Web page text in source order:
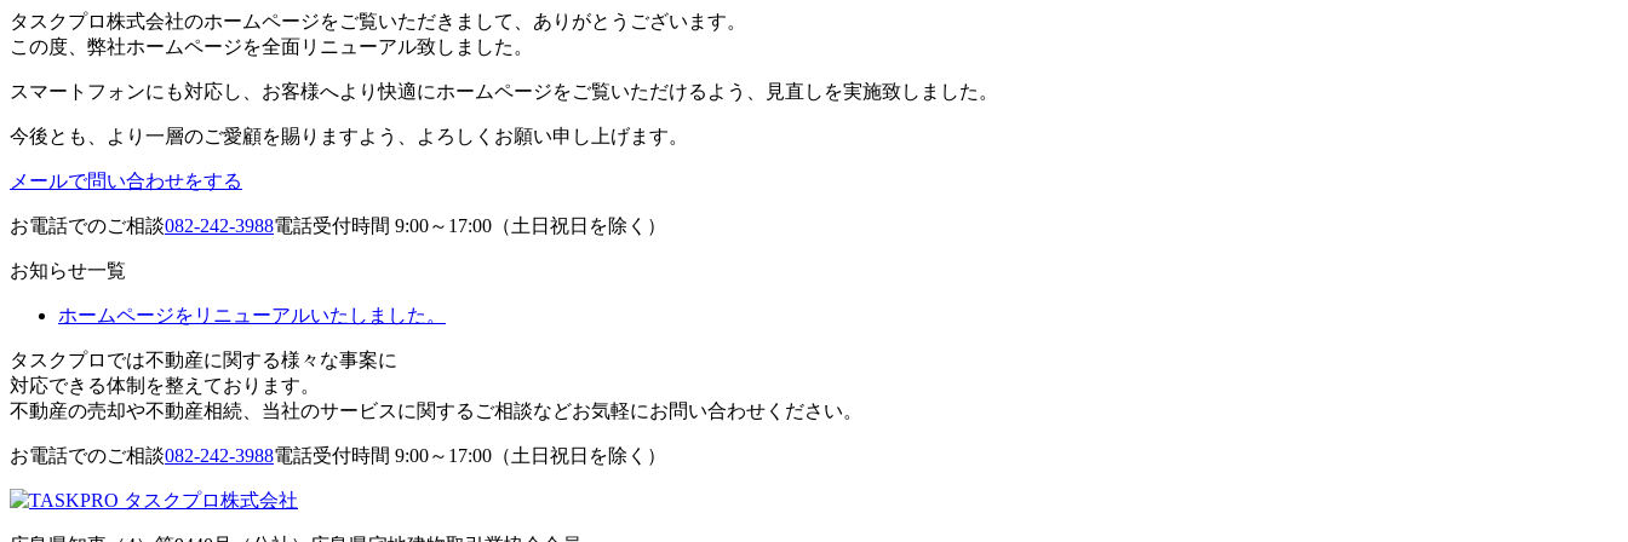
タスクプロ株式会社のホームページをご覧いただきまして、ありがとうございます。
この度、弊社ホームページを全面リニューアル致しました。
スマートフォンにも対応し、お客様へより快適にホームページをご覧いただけるよう、見直しを実施致しました。
今後とも、より一層のご愛顧を賜りますよう、よろしくお願い申し上げます。
メールで問い合わせをする
お電話でのご相談082-242-3988電話受付時間 9:00～17:00（土日祝日を除く）
お知らせ一覧
ホームページをリニューアルいたしました。
タスクプロでは不動産に関する様々な事案に
対応できる体制を整えております。
不動産の売却や不動産相続、当社のサービスに関するご相談などお気軽にお問い合わせください。
お電話でのご相談082-242-3988電話受付時間 9:00～17:00（土日祝日を除く）